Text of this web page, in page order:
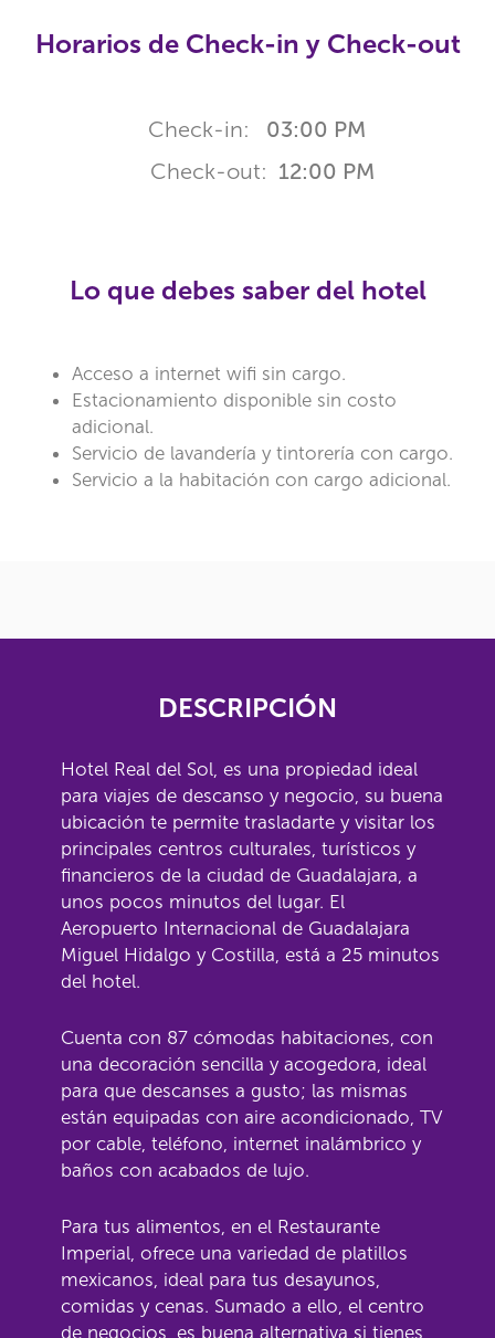
Horarios de Check-in y Check-out
Check-in: 03:00 PM
Check-out: 12:00 PM
Lo que debes saber del hotel
Acceso a internet wifi sin cargo.
Estacionamiento disponible sin costo
adicional.
Servicio de lavandería y tintorería con cargo.
Servicio a la habitación con cargo adicional.
DESCRIPCIÓN
Hotel Real del Sol, es una propiedad ideal
para viajes de descanso y negocio, su buena
ubicación te permite trasladarte y visitar los
principales centros culturales, turísticos y
financieros de la ciudad de Guadalajara, a
unos pocos minutos del lugar. El
Aeropuerto Internacional de Guadalajara
Miguel Hidalgo y Costilla, está a 25 minutos
del hotel.
Cuenta con 87 cómodas habitaciones, con
una decoración sencilla y acogedora, ideal
para que descanses a gusto; las mismas
están equipadas con aire acondicionado, TV
por cable, teléfono, internet inalámbrico y
baños con acabados de lujo.
Para tus alimentos, en el Restaurante
Imperial, ofrece una variedad de platillos
mexicanos, ideal para tus desayunos,
comidas y cenas. Sumado a ello, el centro
de negocios, es buena alternativa si tienes